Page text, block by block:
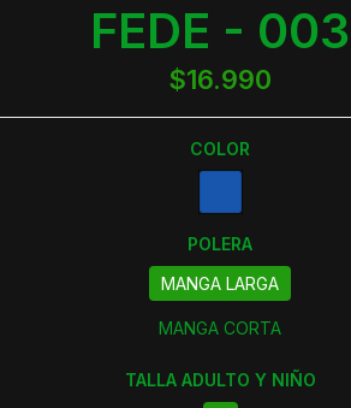
FEDE - 003
$16.990
COLOR
POLERA
MANGA LARGA
MANGA CORTA
TALLA ADULTO Y NIÑO